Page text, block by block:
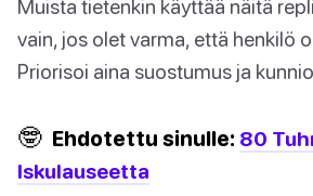
Muista tietenkin käyttää näitä
vain, jos olet varma, että henkilö
Priorisoi aina suostumus ja
🤓 Ehdotettu sinulle: 80
Iskulauseetta